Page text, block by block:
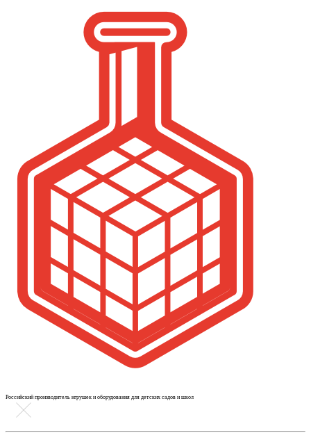
Российский производитель игрушек и оборудования для детских садов и школ